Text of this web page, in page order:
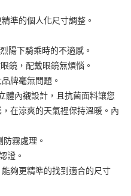
華泰商業銀行
永豐商業銀行
星展（台灣）商業銀行
戶可立即使用無須另外申請。
成立後會自動跳轉到大哥付的交易
數、繳款截止日，確認付款後即完
準的個人化尺寸調整。
陽下騎乘時的不適感。
鏡，配戴眼鏡無煩惱。
牌毫無問題。
體內襯設計，且抗菌面料讓您
在涼爽的天氣裡保持溫暖。內
霧處理。
證。
夠更精準的找到適合的尺寸